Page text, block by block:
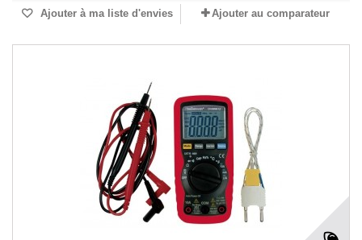
Ajouter à ma liste d'envies Ajouter au comparateur